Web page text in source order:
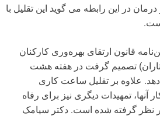
در این رابطه می گوید این تقلیل با
قانون ارتقای بهره‌وری کارکنان
تصمیم گرفت در هفته هشت
علاوه بر تقلیل ساعت کاری
آنها، تمهیدات دیگری نیز برای رفاه
نظر گرفته شده است. دکتر سیامک